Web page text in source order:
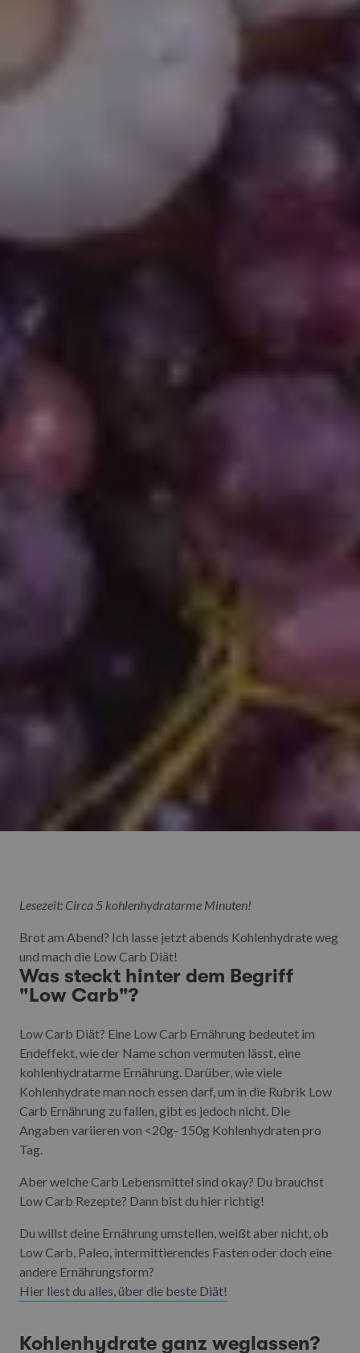
Lesezeit: Circa 5 kohlenhydratarme Minuten!
Brot am Abend? Ich lasse jetzt abends Kohlenhydrate weg
und mach die Low Carb Diät!
Was steckt hinter dem Begriff
"Low Carb"?
Low Carb Diät? Eine Low Carb Ernährung bedeutet im
Endeffekt, wie der Name schon vermuten lässt, eine
kohlenhydratarme Ernährung. Darüber, wie viele
Kohlenhydrate man noch essen darf, um in die Rubrik Low
Carb Ernährung zu fallen, gibt es jedoch nicht. Die
Angaben variieren von <20g- 150g Kohlenhydraten pro
Tag.
Aber welche Carb Lebensmittel sind okay? Du brauchst
Low Carb Rezepte? Dann bist du hier richtig!
Du willst deine Ernährung umstellen, weißt aber nicht, ob
Low Carb, Paleo, intermittierendes Fasten oder doch eine
andere Ernährungsform?
Hier liest du alles, über die beste Diät!
Kohlenhydrate ganz weglassen?